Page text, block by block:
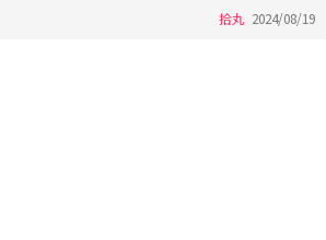
拾丸 2024/08/19